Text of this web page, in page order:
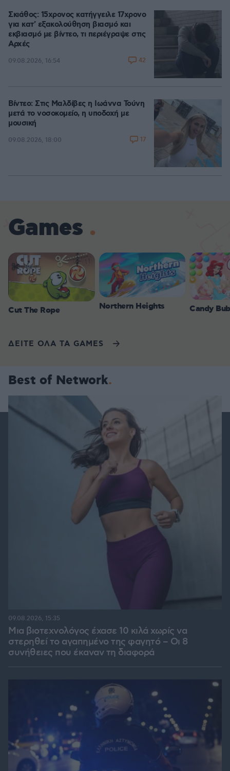
Σκιάθος: 15χρονος κατήγγειλε 17χρονο
για κατ' εξακολούθηση βιασμό και
εκβιασμό με βίντεο, τι περιέγραψε στις
Αρχές
09.08.2026, 16:54 42
Βίντεο: Στις Μαλδίβες η Ιωάννα Τούνη
μετά το νοσοκομείο, η υποδοχή με
μουσική
09.08.2026, 18:00 17
Games
Cut The Rope Northern Heights Candy
ΔΕΙΤΕ ΟΛΑ ΤΑ GAMES
Best of Network
Μια βιοτεχνολόγος έχασε 10 κιλά χωρίς να
στερηθεί το αγαπημένο της φαγητό – Οι 8
συνήθειες που έκαναν τη διαφορά
09.08.2026, 15:35